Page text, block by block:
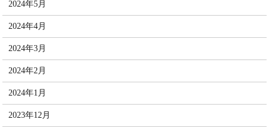
2024年5月
2024年4月
2024年3月
2024年2月
2024年1月
2023年12月